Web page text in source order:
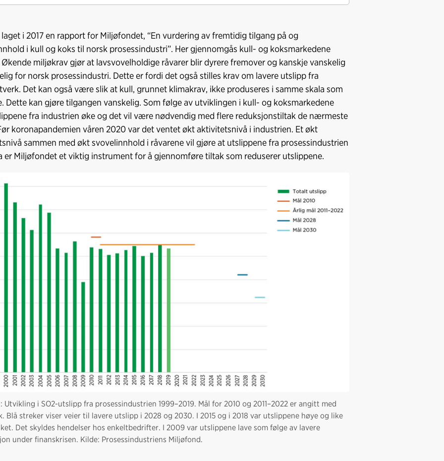
laget i 2017 en rapport for Miljøfondet, “En vurdering av fremtidig tilgang på og
i kull og koks til norsk prosessindustri”. Her gjennomgås kull- og koksmarkedene
miljøkrav gjør at lavsvovelholdige råvarer blir dyrere fremover og kanskje vanskelig
for norsk prosessindustri. Dette er fordi det også stilles krav om lavere utslipp fra
Det kan også være slik at kull, grunnet klimakrav, ikke produseres i samme skala som
Dette kan gjøre tilgangen vanskelig. Som følge av utviklingen i kull- og koksmarkedene
fra industrien øke og det vil være nødvendig med flere reduksjonstiltak de nærmeste
koronapandemien våren 2020 var det ventet økt aktivitetsnivå i industrien. Et økt
sammen med økt svovelinnhold i råvarene vil gjøre at utslippene fra prosessindustrien
er Miljøfondet et viktig instrument for å gjennomføre tiltak som reduserer utslippene.
Utvikling i SO2-utslipp fra prosessindustrien 1999–2019. Mål for 2010 og 2011–2022 er angitt med
Blå streker viser veier til lavere utslipp i 2028 og 2030. I 2015 og i 2018 var utslippene høye og like
Det skyldes hendelser hos enkeltbedrifter. I 2009 var utslippene lave som følge av lavere
under finanskrisen. Kilde: Prosessindustriens Miljøfond.